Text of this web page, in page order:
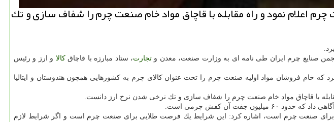
اعلام نمود و راه مقابله با قاچاق مواد خام صنعت چرم را شفاف سازی و تك
صنایع چرم ایران طی نامه ای به وزارت صنعت، معدن وتجارت، ستاد مبارزه با قاچاقكالا و ارز و رئیس
خام فروشان مواد اولیه صنعت چرم را تحت عنوان كالای چرم به كشورهایی همچون هندوستان و ایتالیا
با قاچاق مواد خام صنعت چرم را شفاف سازی و تك نرخی شدن نرخ ارز دانست.
برای صنعت چرم است، اشاره كرد: این شرایط یك فرصت طلایی برای صنعت چرم است و اگر شرایط لازم